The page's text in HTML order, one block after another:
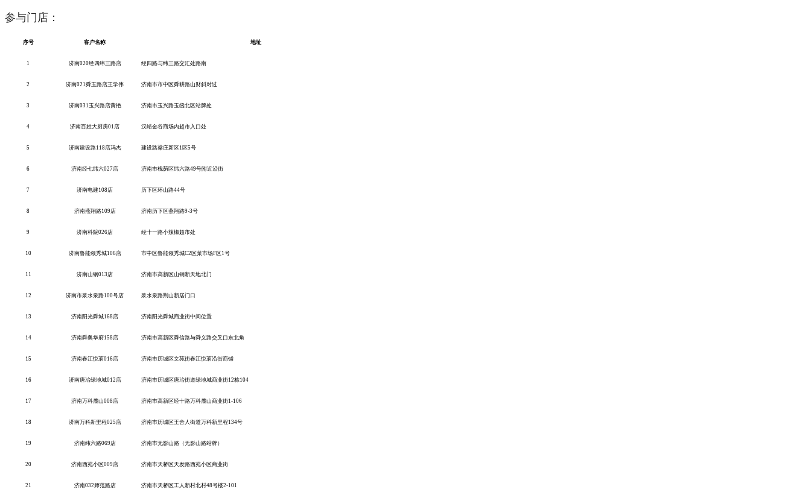
参与门店：
序号 客户名称 地址
1 济南020经四纬三路店 经四路与纬三路交汇处路南
2 济南021舜玉路店王学伟 济南市市中区舜耕路山财斜对过
3 济南031玉兴路店黄艳 济南市玉兴路玉函北区站牌处
4 济南百姓大厨房01店 汉峪金谷商场内超市入口处
5 济南建设路118店冯杰 建设路梁庄新区1区5号
6 济南经七纬六027店 济南市槐荫区纬六路49号附近沿街
7 济南电建108店 历下区环山路44号
8 济南燕翔路109店 济南历下区燕翔路9-3号
9 济南科院026店 经十一路小辣椒超市处
10 济南鲁能领秀城106店 市中区鲁能领秀城C2区菜市场F区1号
11 济南山钢013店 济南市高新区山钢新天地北门
12 济南市浆水泉路100号店 浆水泉路荆山新居门口
13 济南阳光舜城168店 济南阳光舜城商业街中间位置
14 济南舜奥华府158店 济南市高新区舜信路与舜义路交叉口东北角
15 济南春江悦茗016店 济南市历城区文苑街春江悦茗沿街商铺
16 济南唐冶绿地城012店 济南市历城区唐冶街道绿地城商业街12栋104
17 济南万科麓山008店 济南市高新区经十路万科麓山商业街1-106
18 济南万科新里程025店 济南市历城区王舍人街道万科新里程 134号
19 济南纬六路069店 济南市无影山路（无影山路站牌）
20 济南西苑小区009店 济南市天桥区天发路西苑小区商业街
21 济南032师范路店 济南市天桥区工人新村北村48号楼2-101